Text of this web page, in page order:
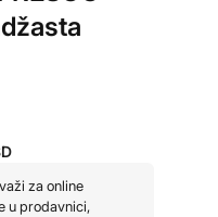
za online
u prodavnici,